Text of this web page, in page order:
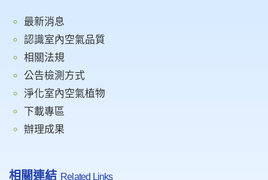
最新消息
認識室內空氣品質
相關法規
公告檢測方式
淨化室內空氣植物
下載專區
辦理成果
相關連結 Related Links